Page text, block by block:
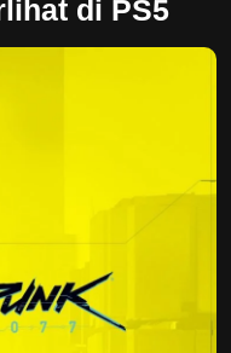
di PS5